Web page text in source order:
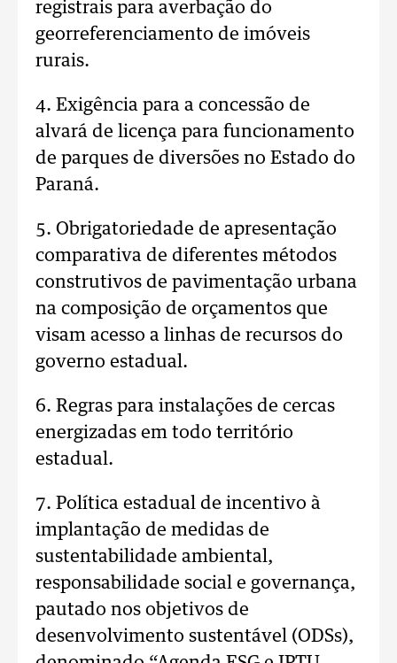
registrais para averbação do
georreferenciamento de imóveis
rurais.
4. Exigência para a concessão de
alvará de licença para funcionamento
de parques de diversões no Estado do
Paraná.
5. Obrigatoriedade de apresentação
comparativa de diferentes métodos
construtivos de pavimentação urbana
na composição de orçamentos que
visam acesso a linhas de recursos do
governo estadual.
6. Regras para instalações de cercas
energizadas em todo território
estadual.
7. Política estadual de incentivo à
implantação de medidas de
sustentabilidade ambiental,
responsabilidade social e governança,
pautado nos objetivos de
desenvolvimento sustentável (ODSs),